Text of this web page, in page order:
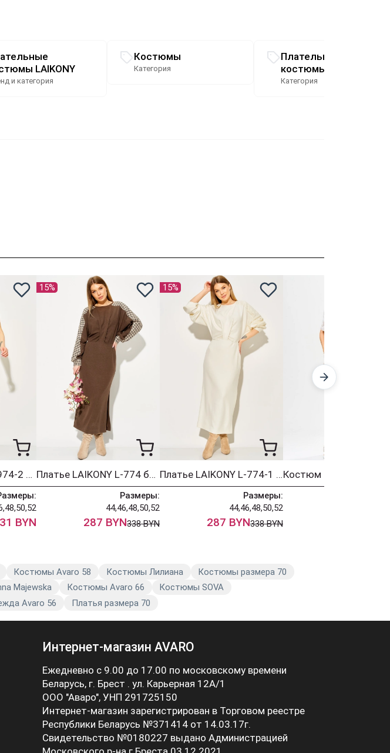
LAIKONY
и категория
Костюмы
Категория
Плательные
костюмы
Категория
Брюки LAIKONY L-974-2 коричневый
BYN
15%
Платье LAIKONY L-774 бежевый+шоколад
Размеры:
44,46,48,50,52
287 BYN338 BYN
15%
Платье LAIKONY L-774-1 молочный
Размеры:
44,46,48,50,52
287 BYN338 BYN
Костюмы Avaro 58 Костюмы Лилиана
Костюмы размера 70
Majewska Костюмы Avaro 66
Костюмы SOVA
Avaro 56 Платья размера 70
Интернет-магазин AVARO
Ежедневно с 9.00 до 17.00 по московскому времени
Беларусь, г. Брест . ул. Карьерная 12А/1
ООО "Аваро", УНП 291725150
Интернет-магазин зарегистрирован в Торговом реестре
Республики Беларусь №371414 от 14.03.17г.
Свидетельство №0180227 выдано Администрацией